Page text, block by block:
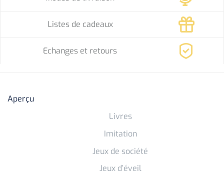
Listes de cadeaux
Echanges et retours
Aperçu
Livres
Imitation
Jeux de société
Jeux d’éveil